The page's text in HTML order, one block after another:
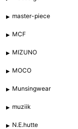
master-piece
MCF
MIZUNO
MOCO
Munsingwear
muziik
N.E.hutte